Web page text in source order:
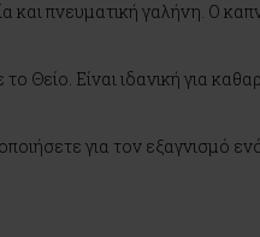
και πνευματική γαλήνη. Ο
Θείο. Είναι ιδανική για
για τον εξαγνισμό